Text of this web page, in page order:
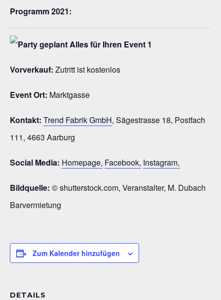
Programm 2021:
Vorverkauf: Zutritt ist kostenlos
Event Ort: Marktgasse
Kontakt: Trend Fabrik GmbH, Sägestrasse 18, Postfach
111, 4663 Aarburg
Social Media: Homepage, Facebook, Instagram,
Bildquelle: © shutterstock.com, Veranstalter, M. Dubach
Barvermietung
Zum Kalender hinzufügen
DETAILS